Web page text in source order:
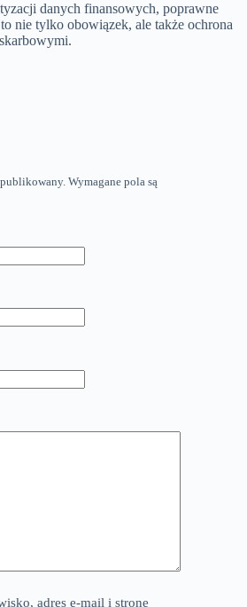
danych finansowych, poprawne
nie tylko obowiązek, ale także ochrona
Wymagane pola są
adres e-mail i stronę